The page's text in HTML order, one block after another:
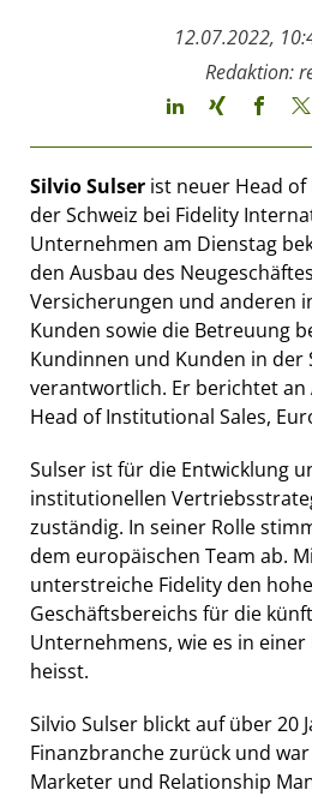
12.07.2022,
Redaktion:
Silvio Sulser ist neuer Head
der Schweiz bei Fidelity
Unternehmen am Dienstag
den Ausbau des
Versicherungen und anderen
Kunden sowie die Betreuung
Kundinnen und Kunden in der
verantwortlich. Er berichtet an
Head of Institutional Sales,
Sulser ist für die Entwicklung
institutionellen
zuständig. In seiner Rolle
dem europäischen Team ab.
unterstreiche Fidelity den
Geschäftsbereichs für die
Unternehmens, wie es in
heisst.
Silvio Sulser blickt auf über 20
Finanzbranche zurück und
Marketer und Relationship